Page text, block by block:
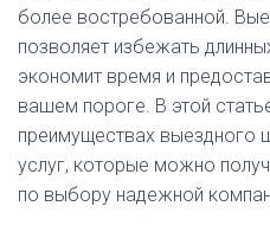
более востребованной.
позволяет избежать
экономит время и
вашем пороге. В этой
преимуществах выездного
услуг, которые можно
по выбору надежной